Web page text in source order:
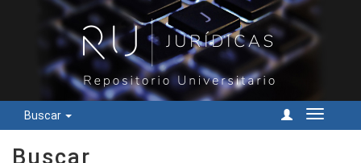
Buscar
Cambiar
Buscar